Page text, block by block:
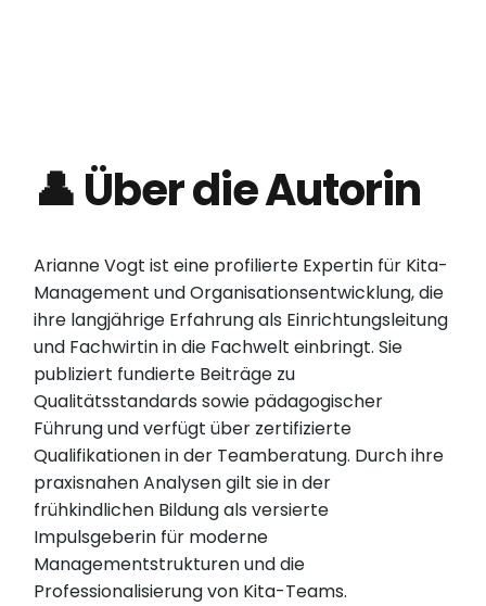
👤 Über die Autorin
Arianne Vogt ist eine profilierte Expertin für Kita-
Management und Organisationsentwicklung, die
ihre langjährige Erfahrung als Einrichtungsleitung
und Fachwirtin in die Fachwelt einbringt. Sie
publiziert fundierte Beiträge zu
Qualitätsstandards sowie pädagogischer
Führung und verfügt über zertifizierte
Qualifikationen in der Teamberatung. Durch ihre
praxisnahen Analysen gilt sie in der
frühkindlichen Bildung als versierte
Impulsgeberin für moderne
Managementstrukturen und die
Professionalisierung von Kita-Teams.